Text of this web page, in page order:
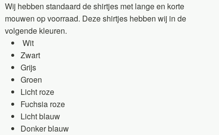
Wij hebben standaard de shirtjes met lange en korte
mouwen op voorraad. Deze shirtjes hebben wij in de
volgende kleuren.
Wit
Zwart
Grijs
Groen
Licht roze
Fuchsia roze
Licht blauw
Donker blauw